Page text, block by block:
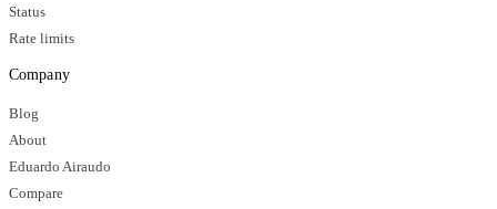
Status
Rate limits
Company
Blog
About
Eduardo Airaudo
Compare